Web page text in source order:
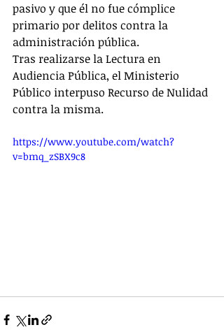
pasivo y que él no fue cómplice
primario por delitos contra la
administración pública.
Tras realizarse la Lectura en
Audiencia Pública, el Ministerio
Público interpuso Recurso de Nulidad
contra la misma.
https://www.youtube.com/watch?
v=bmq_zSBX9c8